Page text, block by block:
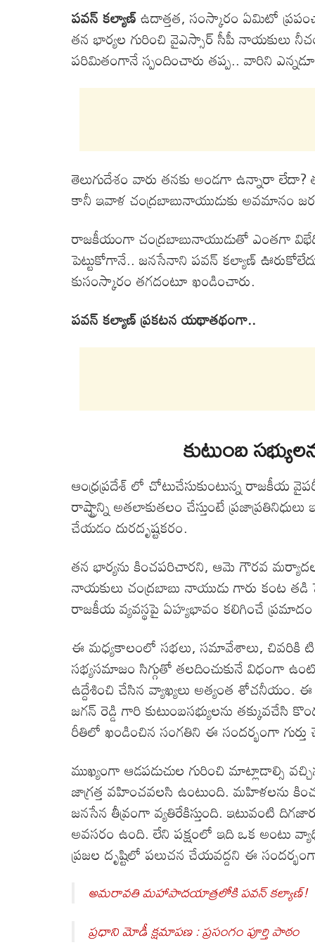
పవన్ కల్యాణ్ఉదాత్తత, సంస్కారం ఏమిటో
తన భార్యల గురించి వైఎస్సార్ సీపీ నాయకులు
పరిమితంగానే స్పందించారు తప్ప.. వారిని
తెలుగుదేశం వారు తనకు అండగా ఉన్నారా
కానీ ఇవాళ చంద్రబాబునాయుడుకు అవమానం
రాజకీయంగా చంద్రబాబునాయుడుతో ఎంతగా
పెట్టుకోగానే.. జనసేనాని పవన్ కల్యాణ్
కుసంస్కారం తగదంటూ ఖండించారు.
పవన్ కల్యాణ్ ప్రకటన యథాతథంగా..
కుటుంబ
ఆంధ్రప్రదేశ్ లో చోటుచేసుకుంటున్న రాజకీయ
రాష్ట్రాన్ని అతలాకుతలం చేస్తుంటే
చేయడం దురదృష్టకరం.
తన భార్యను కించపరిచారని, ఆమె గౌరవ
నాయకులు చంద్రబాబు నాయుడు గారు కంట
రాజకీయ వ్యవస్థపై ఏహ్యభావం కలిగించే
ఈ మధ్యకాలంలో సభలు, సమావేశాలు, చివరికి
సభ్యసమాజం సిగ్గుతో తలదించుకునే విధంగా
ఉద్దేశించి చేసిన వ్యాఖ్యలు అత్యంత శోచనీయం. ఈ
జగన్ రెడ్డి గారి కుటుంబసభ్యులను తక్కువచేసి
రీతిలో ఖండించిన సంగతిని ఈ సందర్భంగా గుర్తు
ముఖ్యంగా ఆడపడుచుల గురించి మాట్లాడాల్సి
జాగ్రత్త వహించవలసి ఉంటుంది. మహిళలను
జనసేన తీవ్రంగా వ్యతిరేకిస్తుంది. ఇటువంటి
అవసరం ఉంది. లేని పక్షంలో ఇది ఒక అంటు
ప్రజల దృష్టిలో పలుచన చేయవద్దని ఈ
అమరావతి మహాపాదయాత్రలోకి పవన్ కల్యాణ్!
ప్రధాని మోడీ క్షమాపణ : ప్రసంగం పూర్తి పాఠం